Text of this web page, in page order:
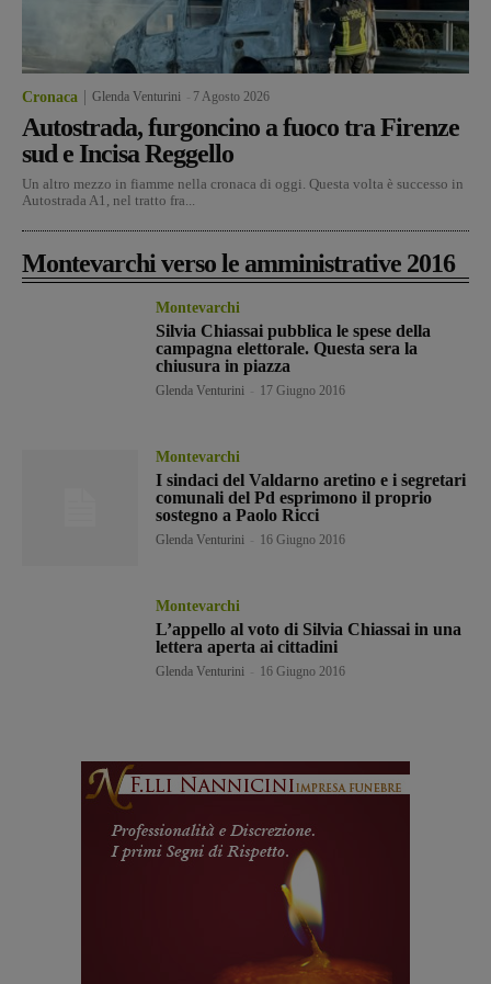
Cronaca Glenda Venturini 7 Agosto 2026
Autostrada, furgoncino a fuoco tra Firenze
sud e Incisa Reggello
Un altro mezzo in fiamme nella cronaca di oggi. Questa volta è successo in
Autostrada A1, nel tratto fra...
Montevarchi verso le amministrative 2016
Montevarchi
Silvia Chiassai pubblica le spese della
campagna elettorale. Questa sera la
chiusura in piazza
Glenda Venturini 17 Giugno 2016
Montevarchi
I sindaci del Valdarno aretino e i segretari
comunali del Pd esprimono il proprio
sostegno a Paolo Ricci
Glenda Venturini 16 Giugno 2016
Montevarchi
L’appello al voto di Silvia Chiassai in una
lettera aperta ai cittadini
Glenda Venturini 16 Giugno 2016